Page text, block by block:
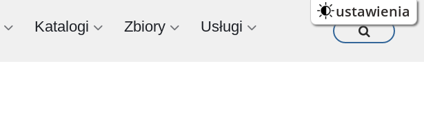
ustawienia
Katalogi Zbiory Usługi